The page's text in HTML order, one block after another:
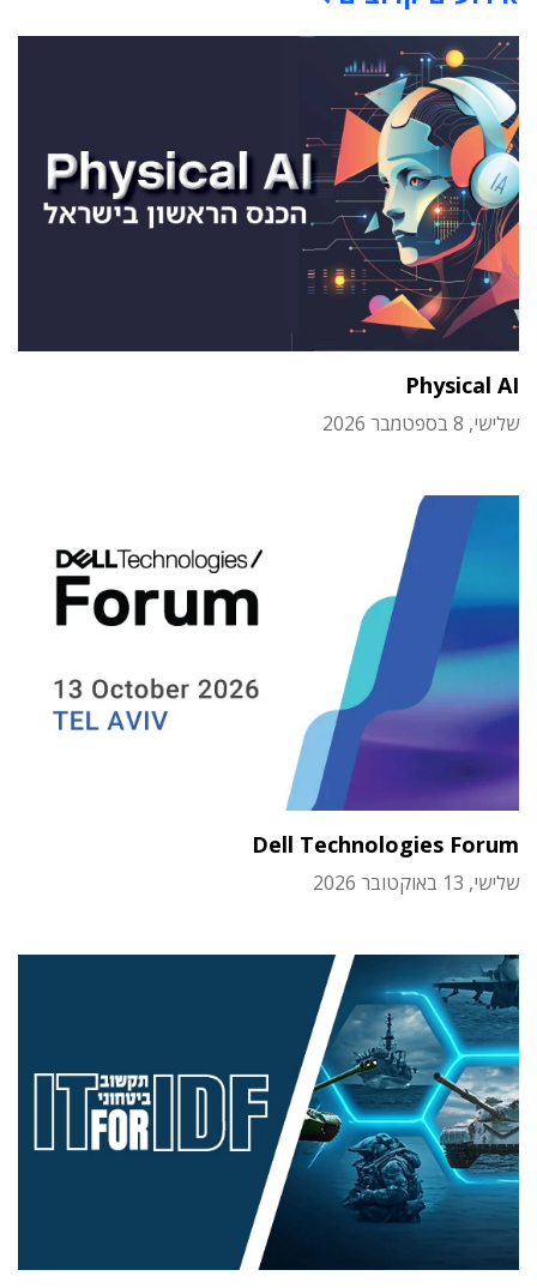
Physical AI
שלישי, 8 בספטמבר 2026
Dell Technologies Forum
שלישי, 13 באוקטובר 2026